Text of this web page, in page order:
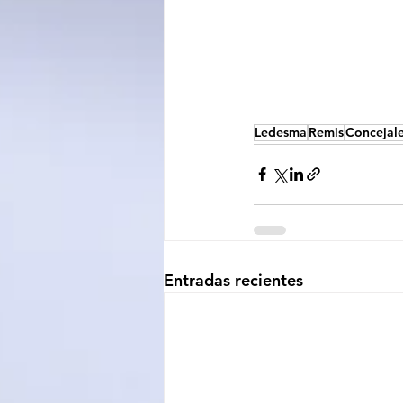
Ledesma Remis
Entradas recientes